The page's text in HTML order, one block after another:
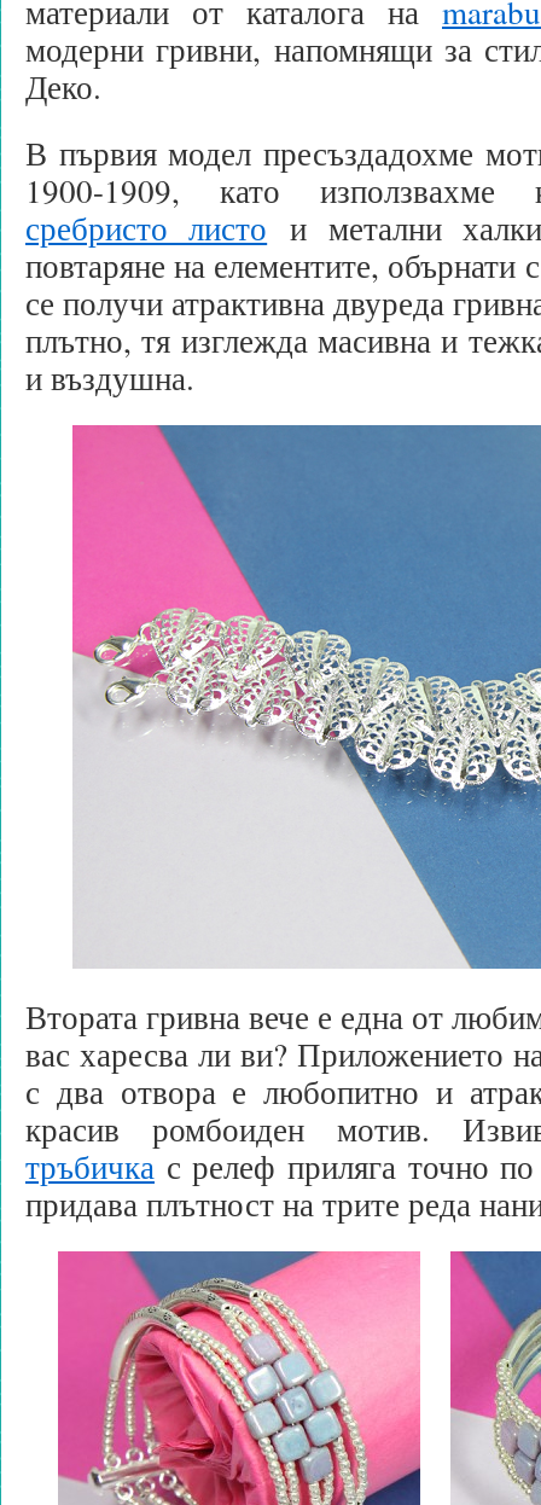
материали от каталога на
модерни гривни, напомнящи за
Деко.
В първия модел пресъздадохме
1900-1909, като
сребристо листо и метални
повтаряне на елементите, обърнати
се получи атрактивна двуреда
плътно, тя изглежда масивна и
и въздушна.
Втората гривна вече е една от
вас харесва ли ви? Приложението
с два отвора е любопитно и
красив ромбоиден мотив.
тръбичка с релеф приляга точно
придава плътност на трите реда